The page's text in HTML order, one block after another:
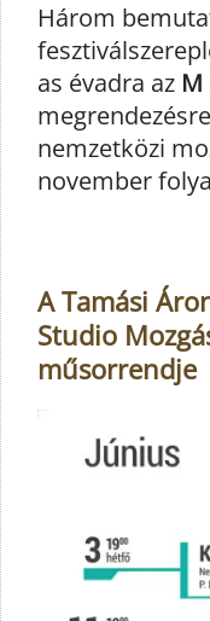
Három
as évadra az M
nemzetközi
november
A Tamási
Studio
műsorrendje